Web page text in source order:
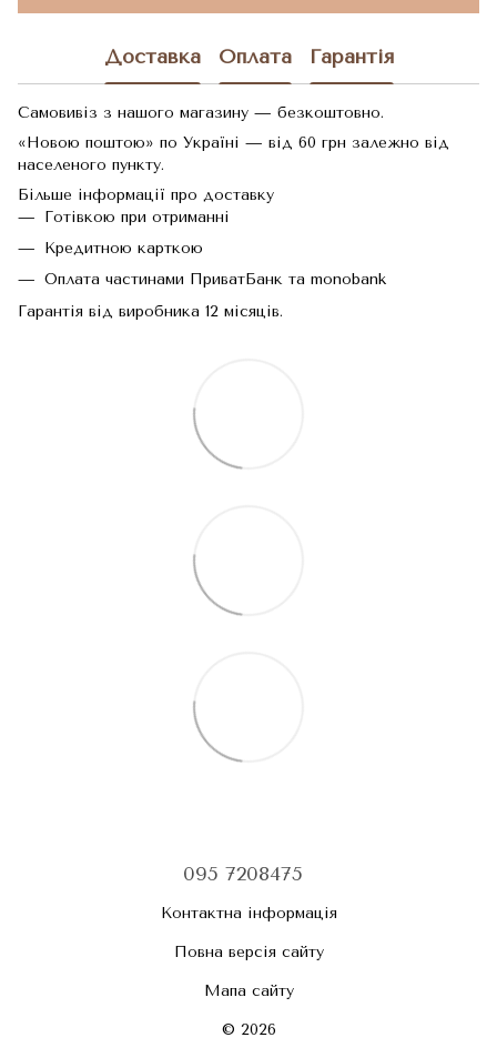
Доставка Оплата Гарантія
Самовивіз з нашого магазину — безкоштовно.
«Новою поштою» по Україні — від 60 грн залежно від
населеного пункту.
Більше інформації про доставку
Готівкою при отриманні
Кредитною карткою
Оплата частинами ПриватБанк та monobank
Гарантія від виробника 12 місяців.
095 7208475
Контактна інформація
Повна версія сайту
Мапа сайту
© 2026